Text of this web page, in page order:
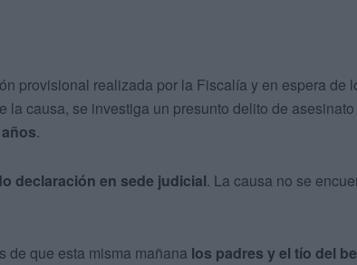
provisional realizada por la Fiscalía y en espera de
la causa, se investiga un presunto delito de asesinato
.
declaración en sede judicial. La causa no se
de que esta misma mañana los padres y el tío del